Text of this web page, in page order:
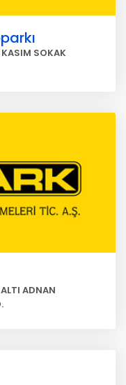
SOKAK
ALTI ADNAN